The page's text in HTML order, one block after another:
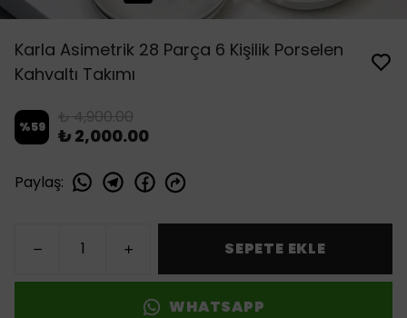
Karla Asimetrik 28 Parça 6 Kişilik Porselen
Kahvaltı Takımı
%59 ₺ 4,900.00
₺ 2,000.00
Paylaş:
SEPETE EKLE
WHATSAPP